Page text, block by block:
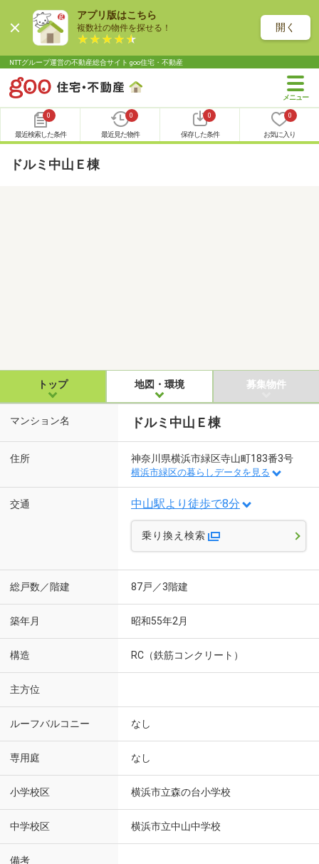
アプリ版はこちら
複数社の物件を探せる！ 開く
NTTグループ運営の不動産総合サイト goo住宅・不動産
0
最近検索した条件
0
最近見た物件
0
保存した条件
0
お気に入り
ドルミ中山Ｅ棟
トップ 地図・環境 募集物件
マンション名 ドルミ中山Ｅ棟
住所 神奈川県横浜市緑区寺山町183番3号
横浜市緑区の暮らしデータを見る
交通 中山駅より徒歩で8分
乗り換え検索
総戸数／階建 87戸／3階建
築年月 昭和55年2月
構造 RC（鉄筋コンクリート）
主方位
ルーフバルコニー なし
専用庭 なし
小学校区 横浜市立森の台小学校
中学校区 横浜市立中山中学校
備考